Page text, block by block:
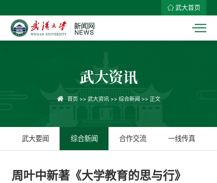
武大首页
武大资讯
首页>> 武大资讯>> 综合新闻 >> 正文
武大要闻 综合新闻 合作交流 一线传真
周叶中新著《大学教育的思与行》